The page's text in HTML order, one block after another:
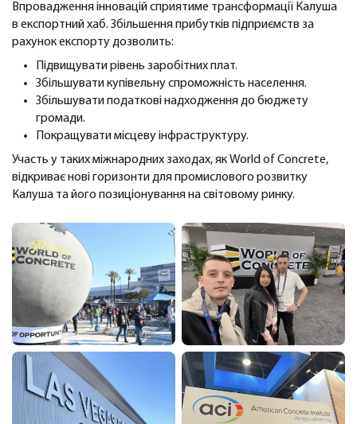
Впровадження інновацій сприятиме трансформації Калуша
в експортний хаб. Збільшення прибутків підприємств за
рахунок експорту дозволить:
Підвищувати рівень заробітних плат.
Збільшувати купівельну спроможність населення.
Збільшувати податкові надходження до бюджету
громади.
Покращувати місцеву інфраструктуру.
Участь у таких міжнародних заходах, як World of Concrete,
відкриває нові горизонти для промислового розвитку
Калуша та його позиціонування на світовому ринку.